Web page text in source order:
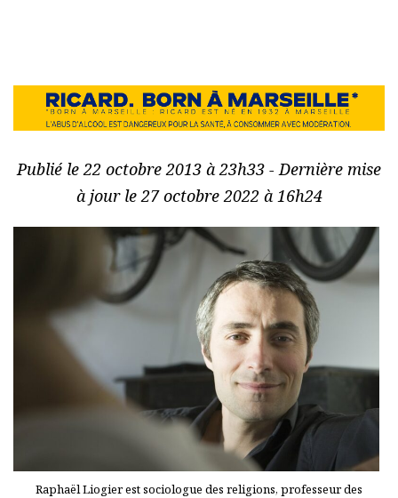
Publié le 22 octobre 2013 à 23h33 - Dernière mise
à jour le 27 octobre 2022 à 16h24
Raphaël Liogier est sociologue des religions, professeur des